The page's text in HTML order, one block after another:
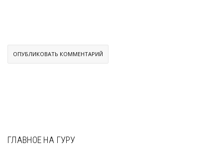
ГЛАВНОЕ НА ГУРУ